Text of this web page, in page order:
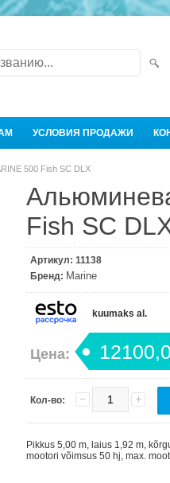
УСЛОВИЯ ПРОДАЖИ
500 Fish SC DLX
Fish SC
Артикул: 11138
Бренд: Marine
kuumaks al.
Цена:
Кол-во:
Pikkus 5,00 m, laius 1,92 m,
mootori võimsus 50 hj, max.